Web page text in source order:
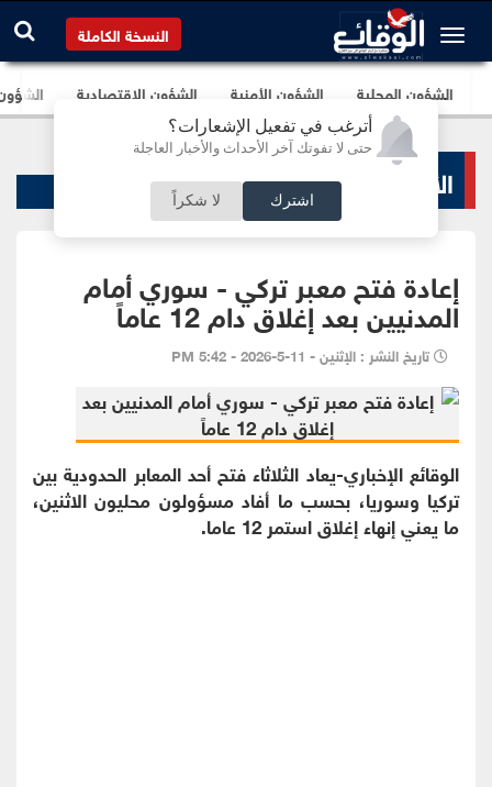
أترغب في تفعيل الإشعارات؟
حتى لا تفوتك آخر الأحداث والأخبار العاجلة
اشترك لا شكراً
النسخة الكاملة
الشؤون المحلية الشؤون الأمنية الشؤون الإقتصادية
الأخبار السياسية
إعادة فتح معبر تركي - سوري أمام
المدنيين بعد إغلاق دام 12 عاماً
تاريخ النشر : الإثنين - 11-5-2026 - 5:42 PM
الوقائع الإخباري-يعاد الثلاثاء فتح أحد المعابر الحدودية بين
تركيا وسوريا، بحسب ما أفاد مسؤولون محليون الاثنين،
ما يعني إنهاء إغلاق استمر 12 عاما.